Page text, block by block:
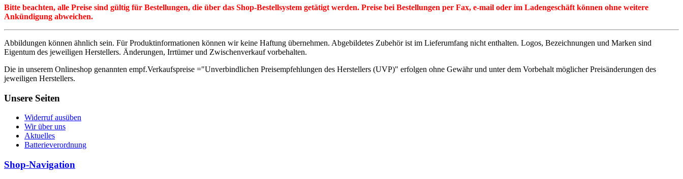
Bitte beachten, alle Preise sind gültig für Bestellungen, die über das Shop-Bestellsystem getätigt werden. Preise bei Bestellungen per Fax, e-mail oder im Ladengeschäft können ohne weitere
Ankündigung abweichen.
Abbildungen können ähnlich sein. Für Produktinformationen können wir keine Haftung übernehmen. Abgebildetes Zubehör ist im Lieferumfang nicht enthalten. Logos, Bezeichnungen und Marken sind
Eigentum des jeweiligen Herstellers. Änderungen, Irrtümer und Zwischenverkauf vorbehalten.
Die in unserem Onlineshop genannten empf.Verkaufspreise ="Unverbindlichen Preisempfehlungen des Herstellers (UVP)" erfolgen ohne Gewähr und unter dem Vorbehalt möglicher Preisänderungen des
jeweiligen Herstellers.
Unsere Seiten
Widerruf ausüben
Wir über uns
Aktuelles
Batterieverordnung
Shop-Navigation